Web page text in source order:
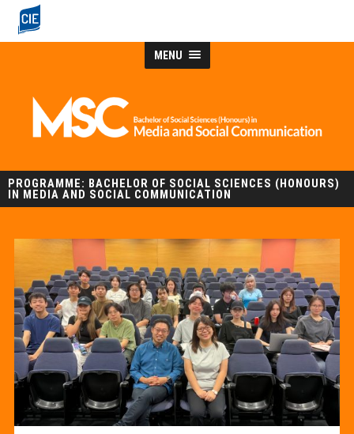
MENU
PROGRAMME: BACHELOR OF SOCIAL SCIENCES (HONOURS)
IN MEDIA AND SOCIAL COMMUNICATION